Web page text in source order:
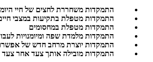
התמקדות משחררת לחצים של חיי
התמקדות מטפלת בתקיעות במצבי
התמקדות מטפלת במחסומים
התמקדות מלמדת שפה ומיומנויות
התמקדות יוצרת מרחב חדש של
התמקדות מובילה אותך צעד אחר צעד